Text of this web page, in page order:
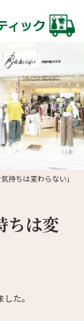
持ちは変わらない」
ちは変
た。